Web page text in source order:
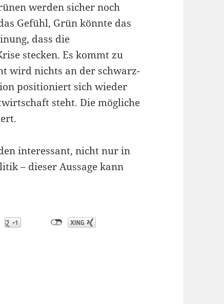
werden sicher noch
Gefühl, Grün könnte das
dass die
stecken. Es kommt zu
wird nichts an der schwarz-
positioniert sich wieder
steht. Die mögliche
interessant, nicht nur in
– dieser Aussage kann